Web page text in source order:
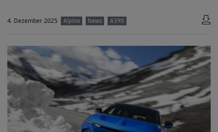
4. Dezember 2025 Alpine News A390